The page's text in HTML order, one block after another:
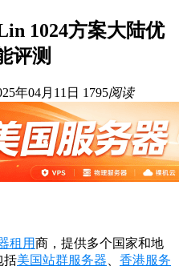
1024方案大陆优
评测
年04月11日 1795阅读
租用商，提供多个国家和地
括美国站群服务器
香港服务